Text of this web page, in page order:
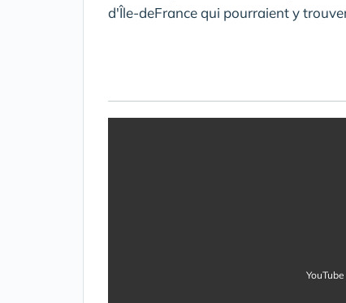
d'Île-deFrance qui pourraient y